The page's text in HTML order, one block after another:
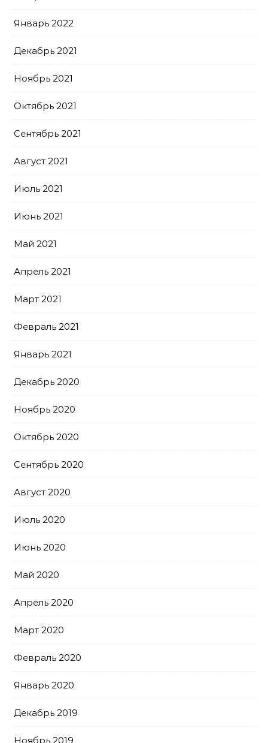
Январь 2022
Декабрь 2021
Ноябрь 2021
Октябрь 2021
Сентябрь 2021
Август 2021
Июль 2021
Июнь 2021
Май 2021
Апрель 2021
Март 2021
Февраль 2021
Январь 2021
Декабрь 2020
Ноябрь 2020
Октябрь 2020
Сентябрь 2020
Август 2020
Июль 2020
Июнь 2020
Май 2020
Апрель 2020
Март 2020
Февраль 2020
Январь 2020
Декабрь 2019
Ноябрь 2019